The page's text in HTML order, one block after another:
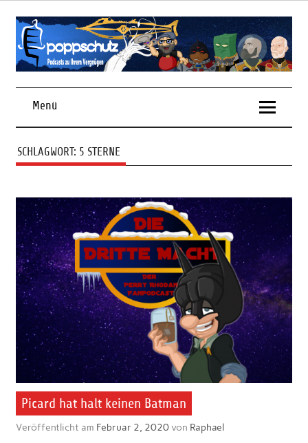
Skip
contentPodcasts zu Ihrem Vergnügen
Menü
SCHLAGWORT: 5 STERNE
Picard hat halt keinen Batman
Veröffentlicht am Februar 2, 2020von Raphael